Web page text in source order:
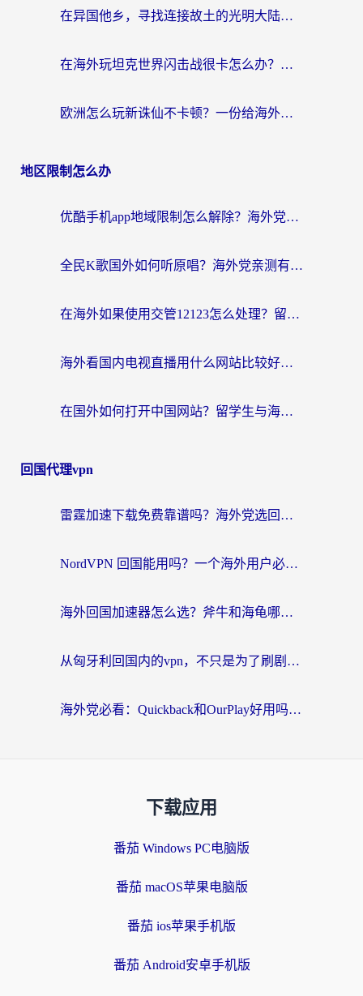
在异国他乡，寻找连接故土的光明大陆免费加速器
在海外玩坦克世界闪击战很卡怎么办？老玩家亲测有效的加速器选择指南
欧洲怎么玩新诛仙不卡顿？一份给海外游子的国服游戏畅玩指南
地区限制怎么办
优酷手机app地域限制怎么解除？海外党亲测有效的追剧方案
全民K歌国外如何听原唱？海外党亲测有效的回国加速器选择指南
在海外如果使用交管12123怎么处理？留学生亲测有效的回国加速方案
海外看国内电视直播用什么网站比较好？一篇解决你所有追剧难题的实用指南
在国外如何打开中国网站？留学生与海外华人的无缝访问指南
回国代理vpn
雷霆加速下载免费靠谱吗？海外党选回国加速器的避坑指南（附热门工具对比）
NordVPN 回国能用吗？一个海外用户必须面对的真实困境
海外回国加速器怎么选？斧牛和海龟哪个好？一篇帮你避开坑的实用指南
从匈牙利回国内的vpn，不只是为了刷剧那么简单
海外党必看：Quickback和OurPlay好用吗？3分钟选对回国加速器，无缝刷剧玩游戏
下载应用
番茄 Windows PC电脑版
番茄 macOS苹果电脑版
番茄 ios苹果手机版
番茄 Android安卓手机版